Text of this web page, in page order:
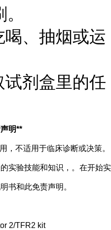
、抽烟或运
剂盒里的任
明**
，不适用于临床诊断或决策。
实验技能和知识，。在开始实
书和此免责声明。
2/TFR2 kit